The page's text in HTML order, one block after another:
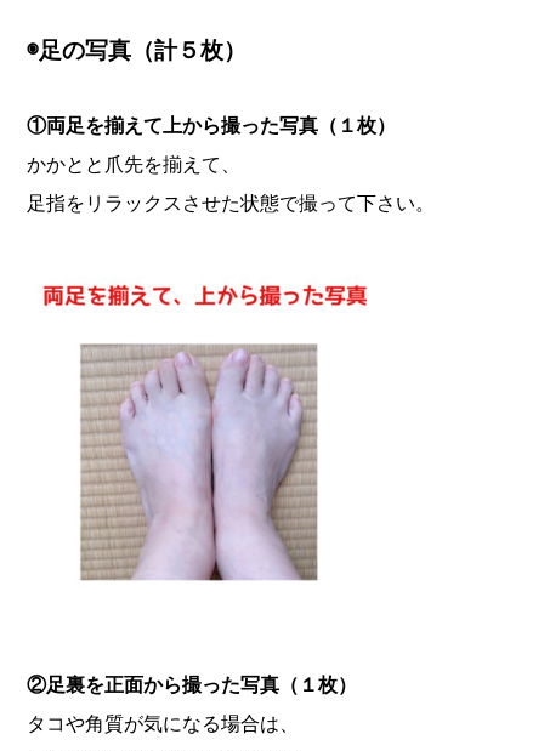
◉足の写真（計５枚）
①両足を揃えて上から撮った写真（１枚）
かかとと爪先を揃えて、
足指をリラックスさせた状態で撮って下さい。
②足裏を正面から撮った写真（１枚）
タコや角質が気になる場合は、